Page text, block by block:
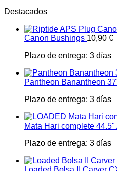
Destacados
Canon Bushings 10,90 €
Plazo de entrega: 3 días
Pantheon Banantheon
Plazo de entrega: 3 días
Mata Hari complete 44.5"
Plazo de entrega: 3 días